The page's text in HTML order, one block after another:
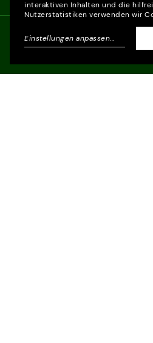
interaktiven Inhalten und die
Nutzerstatistiken verwenden wir
Einstellungen anpassen...